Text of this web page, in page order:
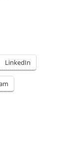
LinkedIn